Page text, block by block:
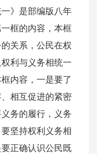
》是部编版八年
框的内容，本框
关系，公民在权
利与义务相统一
内容，一是要了
相互促进的紧密
务的履行，义务
坚持权利义务相
正确认识公民既